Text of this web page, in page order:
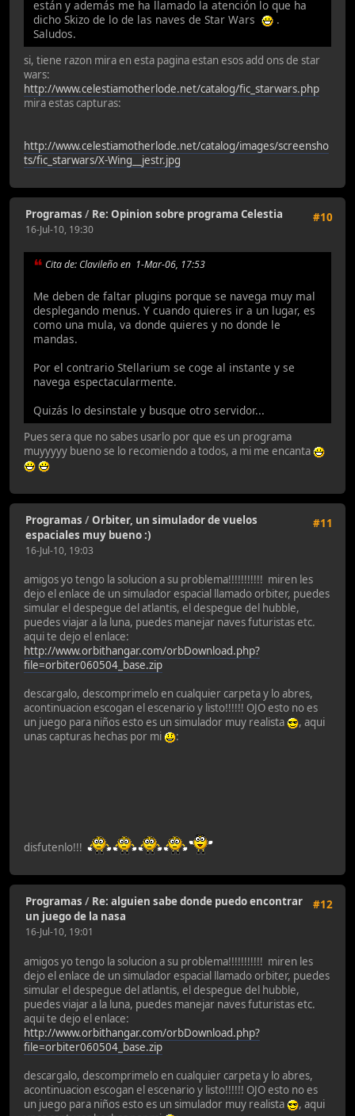
están y además me ha llamado la atención lo que ha
dicho Skizo de lo de las naves de Star Wars
.
Saludos.
si, tiene razon mira en esta pagina estan esos add ons de star
wars:
http://www.celestiamotherlode.net/catalog/fic_starwars.php
mira estas capturas:
http://www.celestiamotherlode.net/catalog/images/screensho
ts/fic_starwars/X-Wing__jestr.jpg
#10
Programas / Re: Opinion sobre programa Celestia
16-Jul-10, 19:30
Cita de: Clavileño en 1-Mar-06, 17:53
Me deben de faltar plugins porque se navega muy mal
desplegando menus. Y cuando quieres ir a un lugar, es
como una mula, va donde quieres y no donde le
mandas.
Por el contrario Stellarium se coge al instante y se
navega espectacularmente.
Quizás lo desinstale y busque otro servidor...
Pues sera que no sabes usarlo por que es un programa
muyyyyy bueno se lo recomiendo a todos, a mi me encanta
#11
Programas /Orbiter, un simulador de vuelos
espaciales muy bueno :)
16-Jul-10, 19:03
amigos yo tengo la solucion a su problema!!!!!!!!!!! miren les
dejo el enlace de un simulador espacial llamado orbiter, puedes
simular el despegue del atlantis, el despegue del hubble,
puedes viajar a la luna, puedes manejar naves futuristas etc.
aqui te dejo el enlace:
http://www.orbithangar.com/orbDownload.php?
file=orbiter060504_base.zip
descargalo, descomprimelo en cualquier carpeta y lo abres,
acontinuacion escogan el escenario y listo!!!!!! OJO esto no es
un juego para niños esto es un simulador muy realista
, aqui
unas capturas hechas por mi
:
disfutenlo!!!
#12
Programas / Re: alguien sabe donde puedo encontrar
un juego de la nasa
16-Jul-10, 19:01
amigos yo tengo la solucion a su problema!!!!!!!!!!! miren les
dejo el enlace de un simulador espacial llamado orbiter, puedes
simular el despegue del atlantis, el despegue del hubble,
puedes viajar a la luna, puedes manejar naves futuristas etc.
aqui te dejo el enlace:
http://www.orbithangar.com/orbDownload.php?
file=orbiter060504_base.zip
descargalo, descomprimelo en cualquier carpeta y lo abres,
acontinuacion escogan el escenario y listo!!!!!! OJO esto no es
un juego para niños esto es un simulador muy realista
, aqui